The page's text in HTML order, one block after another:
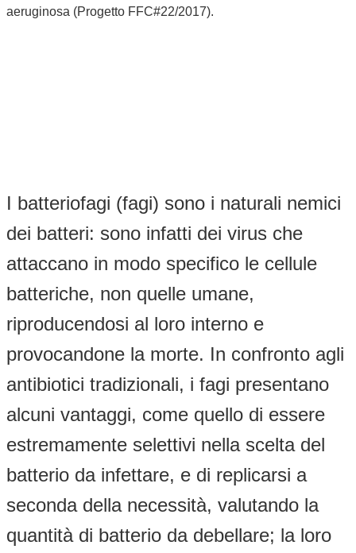
aeruginosa (Progetto FFC#22/2017).
I batteriofagi (fagi) sono i naturali nemici
dei batteri: sono infatti dei virus che
attaccano in modo specifico le cellule
batteriche, non quelle umane,
riproducendosi al loro interno e
provocandone la morte. In confronto agli
antibiotici tradizionali, i fagi presentano
alcuni vantaggi, come quello di essere
estremamente selettivi nella scelta del
batterio da infettare, e di replicarsi a
seconda della necessità, valutando la
quantità di batterio da debellare; la loro